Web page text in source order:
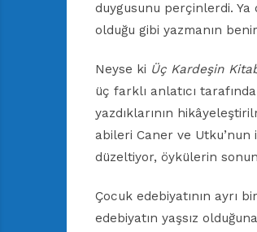
duygusunu perçinlerdi.
olduğu gibi yazmanın
Neyse ki Üç Kardeşin
üç farklı anlatıcı
yazdıklarının
abileri Caner ve
düzeltiyor, öykülerin
Çocuk edebiyatının ayrı
edebiyatın yaşsız